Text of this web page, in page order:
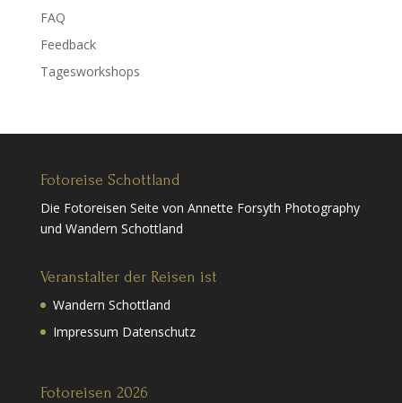
FAQ
Feedback
Tagesworkshops
Fotoreise Schottland
Die Fotoreisen Seite von Annette Forsyth Photography
und Wandern Schottland
Veranstalter der Reisen ist
Wandern Schottland
Impressum Datenschutz
Fotoreisen 2026